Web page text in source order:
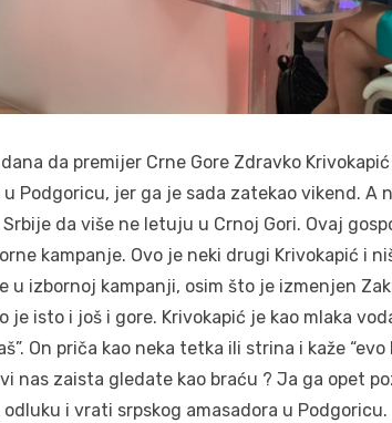
da premijer Crne Gore Zdravko
Podgoricu, jer ga je sada zatekao vikend. A
da više ne letuju u Crnoj Gori. Ovaj
kampanje. Ovo je neki drugi Krivokapić i
u izbornoj kampanji, osim što je izmenjen
je isto i još i gore. Krivokapić je kao mlaka
On priča kao neka tetka ili strina i kaže
nas zaista gledate kao braću ? Ja ga opet
i vrati srpskog amasadora u Podgoricu.